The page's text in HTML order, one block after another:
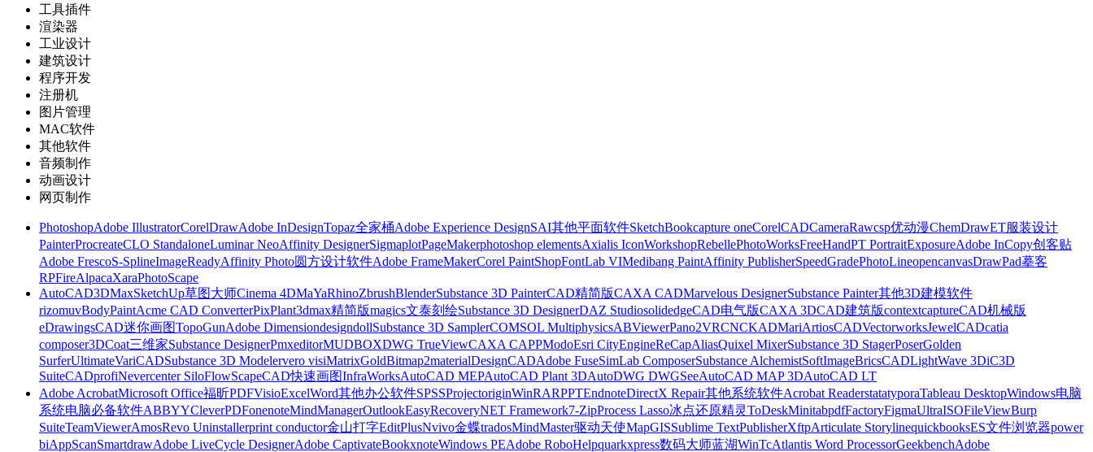
工具插件
渲染器
工业设计
建筑设计
程序开发
注册机
图片管理
MAC软件
其他软件
音频制作
动画设计
网页制作
PhotoshopAdobe IllustratorCorelDrawAdobe InDesignTopaz全家桶Adobe Experience DesignSAI其他平面软件SketchBookcapture oneCorelCADCameraRawcsp优动漫ChemDrawET服装设计
PainterProcreateCLO StandaloneLuminar NeoAffinity DesignerSigmaplotPageMakerphotoshop elementsAxialis IconWorkshopRebellePhotoWorksFreeHandPT PortraitExposureAdobe InCopy创客贴
Adobe FrescoS-SplineImageReadyAffinity Photo圆方设计软件Adobe FrameMakerCorel PaintShopFontLab VIMedibang PaintAffinity PublisherSpeedGradePhotoLineopencanvasDrawPad摹客
RPFireAlpacaXaraPhotoScape
AutoCAD3DMaxSketchUp草图大师Cinema 4DMaYaRhinoZbrushBlenderSubstance 3D PainterCAD精简版CAXA CADMarvelous DesignerSubstance Painter其他3D建模软件
rizomuvBodyPaintAcme CAD ConverterPixPlant3dmax精简版magics文泰刻绘Substance 3D DesignerDAZ StudiosolidedgeCAD电气版CAXA 3DCAD建筑版contextcaptureCAD机械版
eDrawingsCAD迷你画图TopoGunAdobe DimensiondesigndollSubstance 3D SamplerCOMSOL MultiphysicsABViewerPano2VRCNCKADMariArtiosCADVectorworksJewelCADcatia
composer3DCoat三维家Substance DesignerPmxeditorMUDBOXDWG TrueViewCAXA CAPPModoEsri CityEngineReCapAliasQuixel MixerSubstance 3D StagerPoserGolden
SurferUltimateVariCADSubstance 3D Modelervero visiMatrixGoldBitmap2materialDesignCADAdobe FuseSimLab ComposerSubstance AlchemistSoftImageBricsCADLightWave 3DiC3D
SuiteCADprofiNevercenter SiloFlowScapeCAD快速画图InfraWorksAutoCAD MEPAutoCAD Plant 3DAutoDWG DWGSeeAutoCAD MAP 3DAutoCAD LT
Adobe AcrobatMicrosoft Office福昕PDFVisioExcelWord其他办公软件SPSSProjectoriginWinRARPPTEndnoteDirectX Repair其他系统软件Acrobat ReaderstatatyporaTableau DesktopWindows电脑
系统电脑必备软件ABBYYCleverPDFonenoteMindManagerOutlookEasyRecoveryNET Framework7-ZipProcess Lasso冰点还原精灵ToDeskMinitabpdfFactoryFigmaUltraISOFileViewBurp
SuiteTeamViewerAmosRevo Uninstallerprint conductor金山打字EditPlusNvivo金蝶tradosMindMaster驱动天使MapGISSublime TextPublisherXftpArticulate StorylinequickbooksES文件浏览器power
biAppScanSmartdrawAdobe LiveCycle DesignerAdobe CaptivateBookxnoteWindows PEAdobe RoboHelpquarkxpress数码大师蓝湖WinTcAtlantis Word ProcessorGeekbenchAdobe